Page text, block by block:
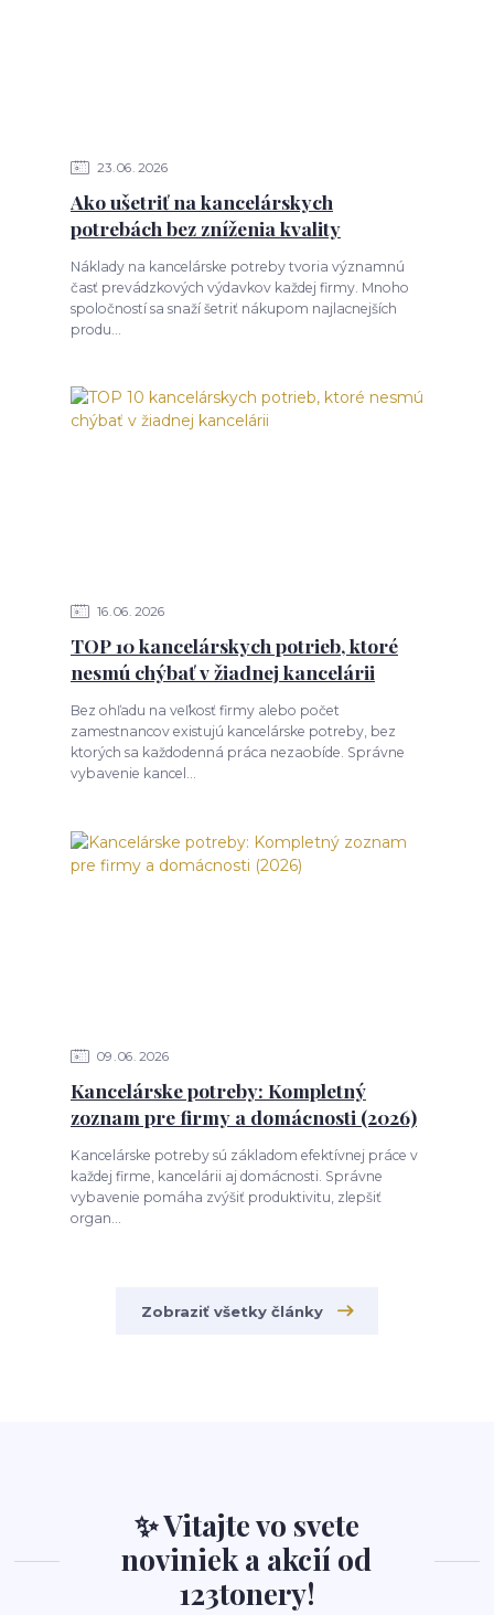
23 06 2026
Ako ušetriť na kancelárskych
potrebách bez zníženia kvality
Náklady na kancelárske potreby tvoria významnú
časť prevádzkových výdavkov každej firmy. Mnoho
spoločností sa snaží šetriť nákupom najlacnejších
produ...
16 06 2026
TOP 10 kancelárskych potrieb, ktoré
nesmú chýbať v žiadnej kancelárii
Bez ohľadu na veľkosť firmy alebo počet
zamestnancov existujú kancelárske potreby, bez
ktorých sa každodenná práca nezaobíde. Správne
vybavenie kancel...
09 06 2026
Kancelárske potreby: Kompletný
zoznam pre firmy a domácnosti (2026)
Kancelárske potreby sú základom efektívnej práce v
každej firme, kancelárii aj domácnosti. Správne
vybavenie pomáha zvýšiť produktivitu, zlepšiť
organ...
Zobraziť všetky články
✨ Vitajte vo svete
noviniek a akcií od
123tonery!